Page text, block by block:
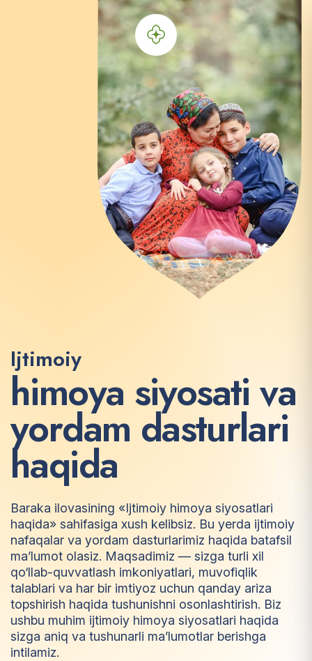
Ijtimoiy
himoya siyosati va
yordam dasturlari
haqida
Baraka ilovasining «Ijtimoiy himoya siyosatlari
haqida» sahifasiga xush kelibsiz. Bu yerda ijtimoiy
nafaqalar va yordam dasturlarimiz haqida batafsil
ma’lumot olasiz. Maqsadimiz — sizga turli xil
qo‘llab-quvvatlash imkoniyatlari, muvofiqlik
talablari va har bir imtiyoz uchun qanday ariza
topshirish haqida tushunishni osonlashtirish. Biz
ushbu muhim ijtimoiy himoya siyosatlari haqida
sizga aniq va tushunarli ma’lumotlar berishga
intilamiz.